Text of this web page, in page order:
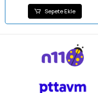
Sepete Ekle